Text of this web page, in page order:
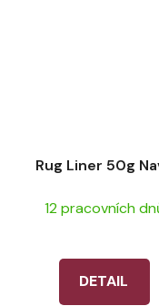
Rug Liner 50g
12 pracovních
DETAIL